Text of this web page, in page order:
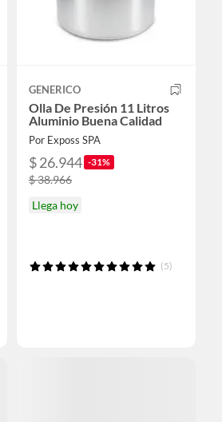
GENERICO
Olla De Presión 11 Litros
Aluminio Buena Calidad
Por Exposs SPA
$ 26.944 -31%
$ 38.966
Llega hoy
(5)